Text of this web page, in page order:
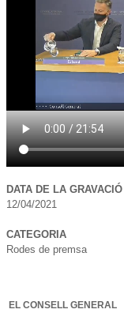
DATA DE LA GRAVACIÓ
12/04/2021
CATEGORIA
Rodes de premsa
EL CONSELL GENERAL